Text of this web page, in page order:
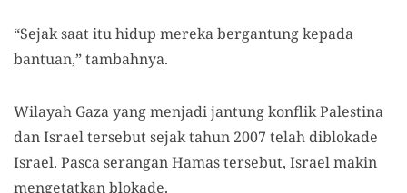
“Sejak saat itu hidup mereka bergantung kepada
bantuan,” tambahnya.
Wilayah Gaza yang menjadi jantung konflik Palestina
dan Israel tersebut sejak tahun 2007 telah diblokade
Israel. Pasca serangan Hamas tersebut, Israel makin
mengetatkan blokade.